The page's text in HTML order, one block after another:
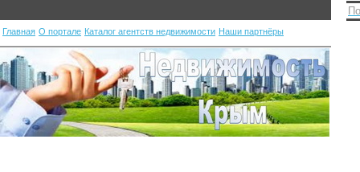
Главная О портале Каталог агентств недвижимости Наши партнёры